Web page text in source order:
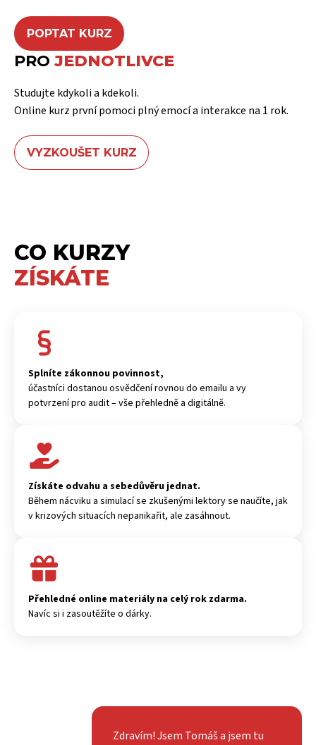
POPTAT KURZ
PRO JEDNOTLIVCE
Studujte kdykoli a kdekoli.
Online kurz první pomoci plný emocí a interakce na 1 rok.
VYZKOUŠET KURZ
CO KURZY
ZÍSKÁTE
Splníte zákonnou povinnost,
účastníci dostanou osvědčení rovnou do emailu a vy
potvrzení pro audit – vše přehledně a digitálně.
Získáte odvahu a sebedůvěru jednat.
Během nácviku a simulací se zkušenými lektory se naučíte, jak
v krizových situacích nepanikařit, ale zasáhnout.
Přehledné online materiály na celý rok zdarma.
Navíc si i zasoutěžíte o dárky.
Zdravím! Jsem Tomáš a jsem tu